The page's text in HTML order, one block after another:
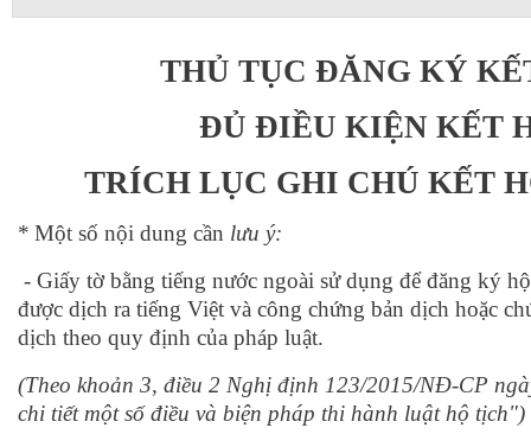
THỦ TỤC ĐĂNG KÝ
ĐỦ ĐIỀU KIỆN KẾT
TRÍCH LỤC GHI CHÚ KẾT
* Một số nội dung cần lưu ý:
- Giấy tờ bằng tiếng nước ngoài sử dụng để đăng ký
được dịch ra tiếng Việt và công chứng bản dịch hoặc
dịch theo quy định của pháp luật.
(Theo khoản 3, điều 2 Nghị định 123/2015/NĐ-CP
chi tiết một số điều và biện pháp thi hành luật hộ tịch")